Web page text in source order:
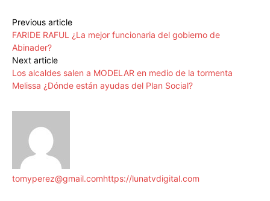
Previous article
FARIDE RAFUL ¿La mejor funcionaria del gobierno de
Abinader?
Next article
Los alcaldes salen a MODELAR en medio de la tormenta
Melissa ¿Dónde están ayudas del Plan Social?
tomyperez@gmail.comhttps://lunatvdigital.com